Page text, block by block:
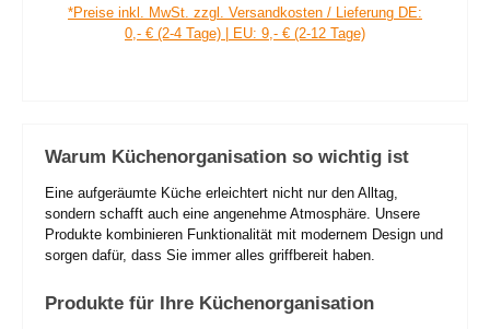
*Preise inkl. MwSt. zzgl. Versandkosten / Lieferung DE:
0,- € (2-4 Tage) | EU: 9,- € (2-12 Tage)
Warum Küchenorganisation so wichtig ist
Eine aufgeräumte Küche erleichtert nicht nur den Alltag,
sondern schafft auch eine angenehme Atmosphäre. Unsere
Produkte kombinieren Funktionalität mit modernem Design und
sorgen dafür, dass Sie immer alles griffbereit haben.
Produkte für Ihre Küchenorganisation